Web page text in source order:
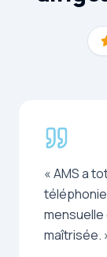
«AMS a
maîtrisée.